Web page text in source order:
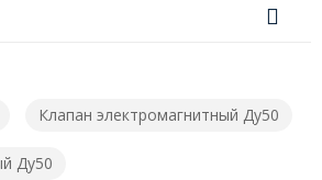
Клапан электромагнитный Ду50
Ду50